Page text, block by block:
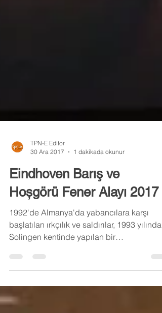
30 Ara 2017
1 dakikada okunur
Eindhoven Barış ve
Hoșgörü Fener Alayı 2017
1992'de Almanya'da yabancılara karşı
başlatılan ırkçılık ve saldırılar, 1993 yılında
Solingen kentinde yapılan bir